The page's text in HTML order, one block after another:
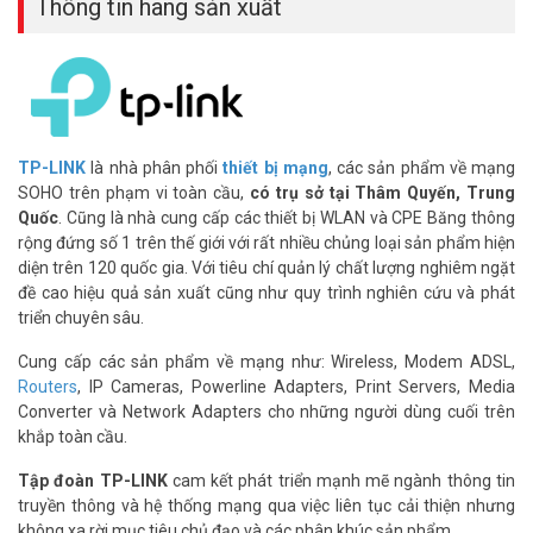
Dễ dùng, bảo mật cao
Router TP-Link Deco BE25 cài đặt trong 5 phút qua app TP-Link
Deco. Hỗ trợ WPA3, bảo mật tối ưu cho IoT. Cổng 2.5Gbps cho kết
nối có dây nhanh.
*** Xem thêmWi-Fi meshtại Vũ Hoàng Telecom.
Thông tin hãng sản xuất
TP-LINK là nhà phân phốithiết bị mạng, các sản phẩm về mạng
SOHO trên phạm vi toàn cầu, có trụ sở tại Thâm Quyến, Trung
Quốc . Cũng là nhà cung cấp các thiết bị WLAN và CPE Băng thông
rộng đứng số 1 trên thế giới với rất nhiều chủng loại sản phẩm hiện
diện trên 120 quốc gia. Với tiêu chí quản lý chất lượng nghiêm ngặt
đề cao hiệu quả sản xuất cũng như quy trình nghiên cứu và phát
triển chuyên sâu.
Cung cấp các sản phẩm về mạng như: Wireless, Modem ADSL,
Routers, IP Cameras, Powerline Adapters, Print Servers, Media
Converter và Network Adapters cho những người dùng cuối trên
khắp toàn cầu.
Tập đoàn TP-LINKcam kết phát triển mạnh mẽ ngành thông tin
truyền thông và hệ thống mạng qua việc liên tục cải thiện nhưng